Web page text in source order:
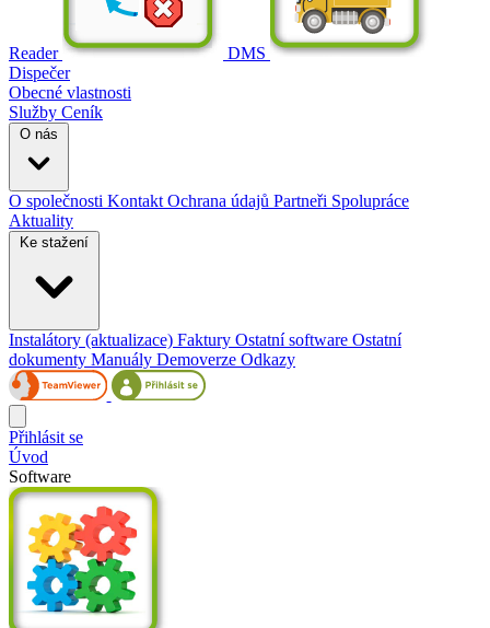
Reader
DMS
Dispečer
Obecné vlastnosti
Služby Ceník
O nás
O společnosti Kontakt Ochrana údajů Partneři Spolupráce
Aktuality
Ke stažení
Instalátory (aktualizace) Faktury Ostatní software Ostatní
dokumenty Manuály Demoverze Odkazy
Přihlásit se
Úvod
Software